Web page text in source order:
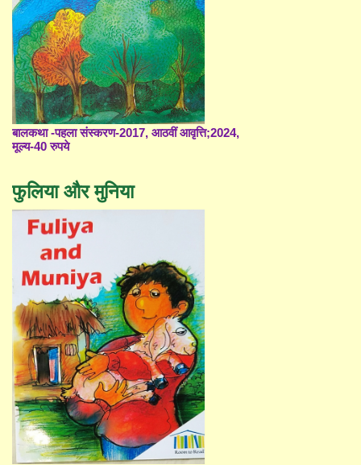
बालकथा -पहला संस्करण-2017, आठवीं आवृत्ति;2024,
मूल्य-40 रुपये
फुलिया और मुनिया